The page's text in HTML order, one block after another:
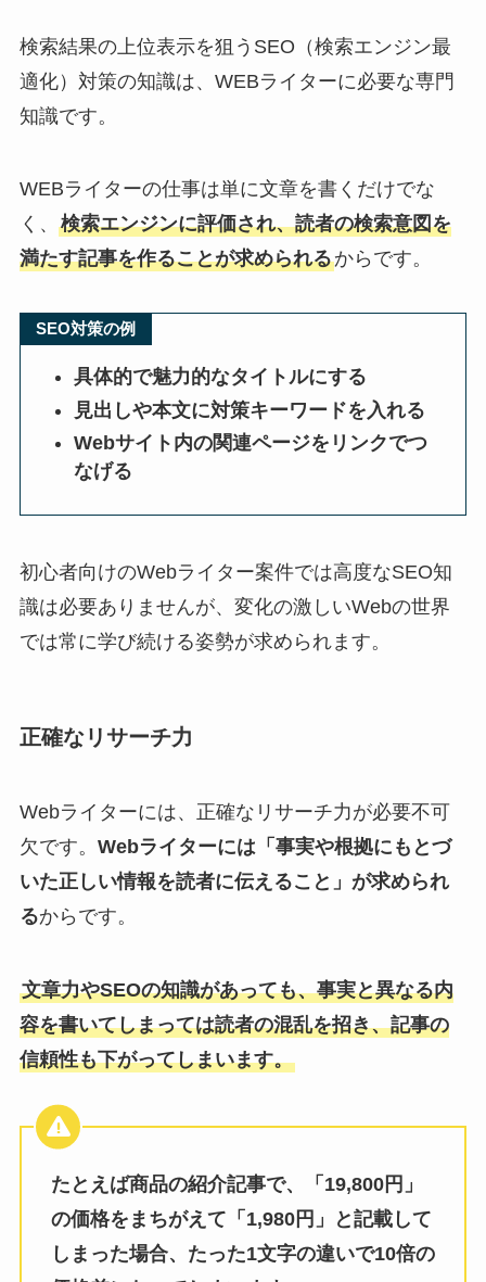
検索結果の上位表示を狙うSEO（検索エンジン最
適化）対策の知識は、WEBライターに必要な専門
知識です。
WEBライターの仕事は単に文章を書くだけでな
く、 検索エンジンに評価され、読者の検索意図を
満たす記事を作ることが求められるからです。
SEO対策の例
具体的で魅力的なタイトルにする
見出しや本文に対策キーワードを入れる
Webサイト内の関連ページをリンクでつ
なげる
初心者向けのWebライター案件では高度なSEO知
識は必要ありませんが、変化の激しいWebの世界
では常に学び続ける姿勢が求められます。
正確なリサーチ力
Webライターには、正確なリサーチ力が必要不可
欠です。 Webライターには「事実や根拠にもとづ
いた正しい情報を読者に伝えること」が求められ
るからです。
文章力やSEOの知識があっても、事実と異なる内
容を書いてしまっては読者の混乱を招き、記事の
信頼性も下がってしまいます。
たとえば商品の紹介記事で、「19,800円」
の価格をまちがえて「1,980円」と記載して
しまった場合、たった1文字の違いで10倍の